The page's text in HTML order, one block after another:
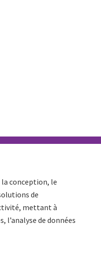
la conception, le
de
mettant à
de données